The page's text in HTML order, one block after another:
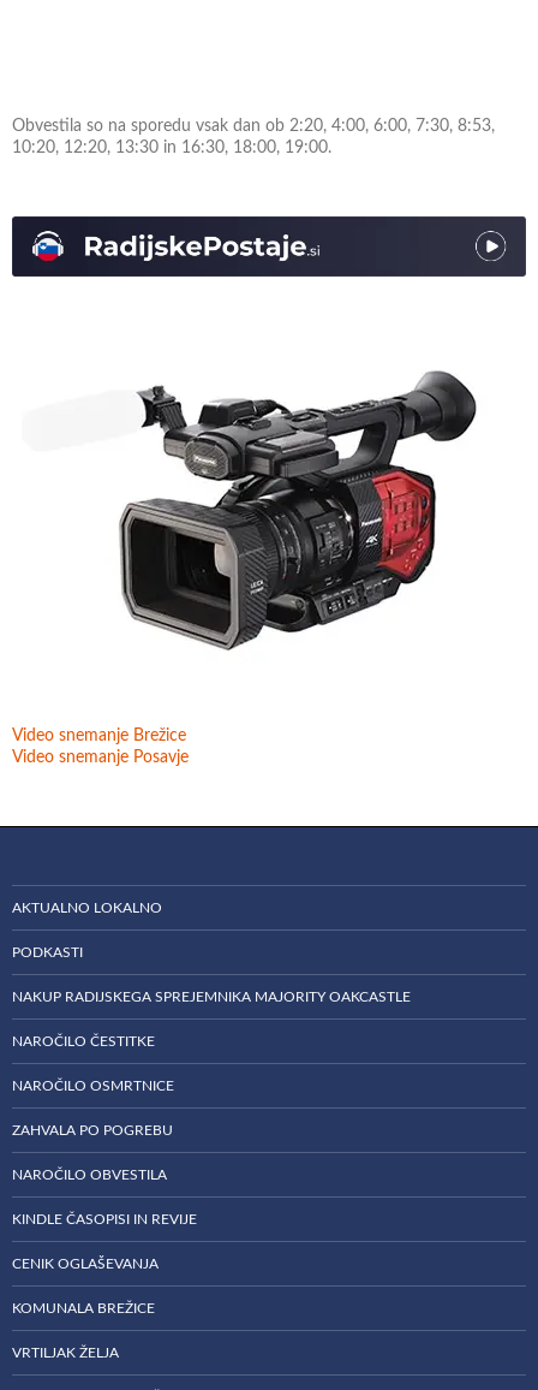
Obvestila so na sporedu vsak dan ob 2:20, 4:00, 6:00, 7:30, 8:53,
10:20, 12:20, 13:30 in 16:30, 18:00, 19:00.
Video snemanje Brežice
Video snemanje Posavje
AKTUALNO LOKALNO
PODKASTI
NAKUP RADIJSKEGA SPREJEMNIKA MAJORITY OAKCASTLE
NAROČILO ČESTITKE
NAROČILO OSMRTNICE
ZAHVALA PO POGREBU
NAROČILO OBVESTILA
KINDLE ČASOPISI IN REVIJE
CENIK OGLAŠEVANJA
KOMUNALA BREŽICE
VRTILJAK ŽELJA